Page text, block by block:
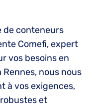
de conteneurs
Comefi, expert
vos besoins en
nous nous
à vos exigences,
et